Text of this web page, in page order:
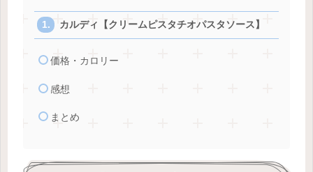
カルディ【クリームピスタチオパスタソース】
価格・カロリー
感想
まとめ